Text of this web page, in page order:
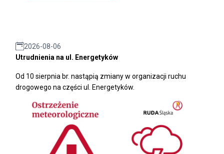
2026-08-06
Utrudnienia na ul. Energetyków
Od 10 sierpnia br. nastąpią zmiany w organizacji ruchu
drogowego na części ul. Energetyków.